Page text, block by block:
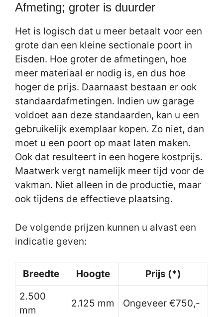
Afmeting; groter is duurder
Het is logisch dat u meer betaalt voor een
grote dan een kleine sectionale poort in
Eisden. Hoe groter de afmetingen, hoe
meer materiaal er nodig is, en dus hoe
hoger de prijs. Daarnaast bestaan er ook
standaardafmetingen. Indien uw garage
voldoet aan deze standaarden, kan u een
gebruikelijk exemplaar kopen. Zo niet, dan
moet u een poort op maat laten maken.
Ook dat resulteert in een hogere kostprijs.
Maatwerk vergt namelijk meer tijd voor de
vakman. Niet alleen in de productie, maar
ook tijdens de effectieve plaatsing.
De volgende prijzen kunnen u alvast een
indicatie geven:
Breedte Hoogte
Prijs (*)
2.500
mm
2.125 mm Ongeveer €750,-